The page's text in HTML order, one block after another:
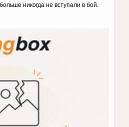
никогда не вступали в бой.